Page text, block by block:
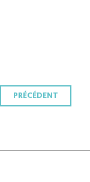
Navigation
PRÉCÉDENT